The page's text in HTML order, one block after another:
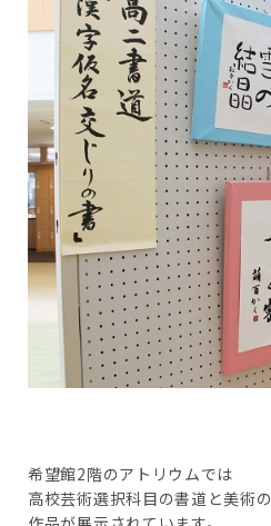
希望館2階のアトリウムでは
高校芸術選択科目の書道と美術の